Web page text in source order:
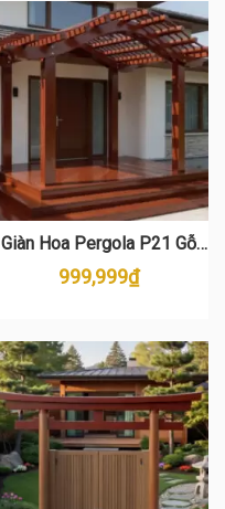
Giàn Hoa Pergola P21 Gỗ
Thông Cao Cấp – Đẳng Cấp
Sân Vườn
999,999₫